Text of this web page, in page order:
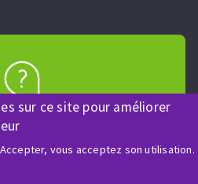
sur ce site pour améliorer
vous acceptez son utilisation.
CONTACT
renseignement ?